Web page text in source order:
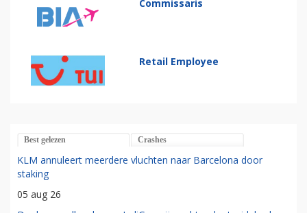
Commissaris
Retail Employee
Best gelezen Crashes
KLM annuleert meerdere vluchten naar Barcelona door
staking
05 aug 26